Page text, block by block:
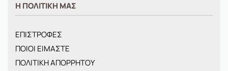
ΓΥΝΑΙΚΕΙΑ
BRANDS
ΝΕΕΣ ΑΦΙΞΕΙΣ
OFFERS
Η ΠΟΛΙΤΙΚΗ ΜΑΣ
ΕΠΙΣΤΡΟΦΕΣ
ΠΟΙΟΙ ΕΙΜΑΣΤΕ
ΠΟΛΙΤΙΚΗ ΑΠΟΡΡΗΤΟΥ